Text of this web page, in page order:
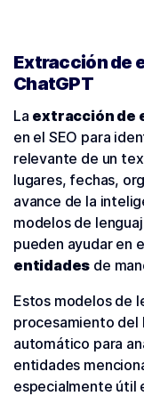
Extracción de
ChatGPT
La extracción de
en el SEO para
relevante de un
lugares, fechas,
avance de la
modelos de
pueden ayudar en
entidades de
Estos modelos de
procesamiento del
automático para
entidades
especialmente útil